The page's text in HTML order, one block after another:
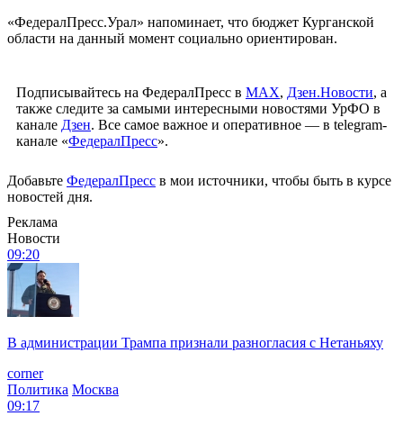
«ФедералПресс.Урал» напоминает, что бюджет Курганской
области на данный момент социально ориентирован.
Подписывайтесь на ФедералПресс в МАХ, Дзен.Новости, а
также следите за самыми интересными новостями УрФО в
канале Дзен. Все самое важное и оперативное — в telegram-
канале «ФедералПресс».
Добавьте ФедералПресс в мои источники, чтобы быть в курсе
новостей дня.
Реклама
Новости
09:20
В администрации Трампа признали разногласия с Нетаньяху
corner
Политика Москва
09:17